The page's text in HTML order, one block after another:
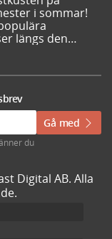
i sommar!
längs den
västkusten
Gå med
du
Digital AB. Alla